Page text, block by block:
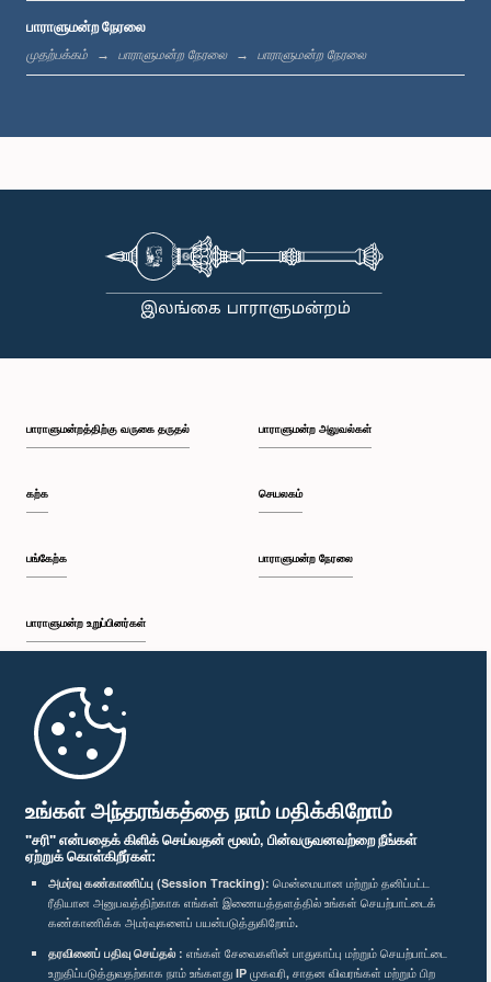
உங்கள் அந்தரங்கத்தை நாம் மதிக்கிறோம்
"சரி" என்பதைக் கிளிக் செய்வதன் மூலம், பின்வருவனவற்றை நீங்கள்
ஏற்றுக் கொள்கிறீர்கள்:
அமர்வு கண்காணிப்பு (Session Tracking): மென்மையான மற்றும் தனிப்பட்ட
ரீதியான அனுபவத்திற்காக எங்கள் இணையத்தளத்தில் உங்கள் செயற்பாட்டைக்
கண்காணிக்க அமர்வுகளைப் பயன்படுத்துகிறோம்.
தரவினைப் பதிவு செய்தல் : எங்கள் சேவைகளின் பாதுகாப்பு மற்றும் செயற்பாட்டை
உறுதிப்படுத்துவதற்காக நாம் உங்களது IP முகவரி, சாதன விவரங்கள் மற்றும் பிற
பி.ப. 1:19 - பி.ப. 1:31
பி.ப. 1:38 - பி.ப. 1:49
பி.ப. 1:49 - பி.ப. 1:56
பி.ப. 2:05 - பி.ப. 2:29
பி.ப. 2:54 - பி.ப. 3:09
பி.ப. 3:09 - பி.ப. 3:34
பி.ப. 3:34 - பி.ப. 3:44
பாராளுமன்ற நேரலை
முதற்பக்கம் பாராளுமன்ற நேரலை பாராளுமன்ற நேரலை
பாராளுமன்றத்திற்கு வருகை தருதல்
கற்க
பங்கேற்க
பாராளுமன்ற உறுப்பினர்கள்
முதற்பக்கம்
பாராளுமன்ற அலுவல்கள்
செயலகம்
பாராளுமன்ற நேரலை
பாராளுமன்ற கையடக்க செயலி
எம்மை பின்தொடர்க :
விருதுகள்